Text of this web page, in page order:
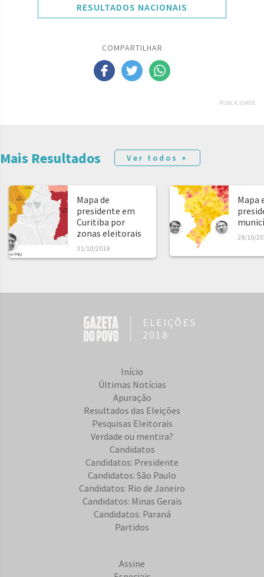
RESULTADOS NACIONAIS
COMPARTILHAR
PUBLICIDADE
Mais Resultados Ver todos +
Mapa de
presidente em
Curitiba por
zonas eleitorais
31/10/2018
Mapa
28/10/
ELEIÇÕES
2018
Início
Últimas Notícias
Apuração
Resultados das Eleições
Pesquisas Eleitorais
Verdade ou mentira?
Candidatos
Candidatos: Presidente
Candidatos: São Paulo
Candidatos: Rio de Janeiro
Candidatos: Minas Gerais
Candidatos: Paraná
Partidos
Assine